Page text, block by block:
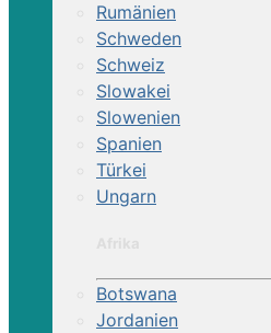
Rumänien
Schweden
Schweiz
Slowakei
Slowenien
Spanien
Türkei
Ungarn
Botswana
Jordanien